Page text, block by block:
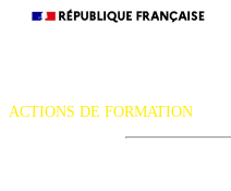
ACTIONS DE FORMATION